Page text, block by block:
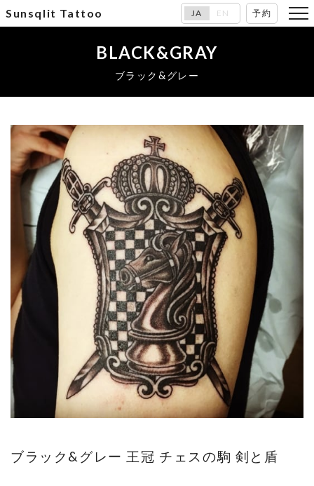
Sunsqlit Tattoo JA EN 予約
BLACK&GRAY
ブラック&グレー
ブラック&グレー 王冠 チェスの駒 剣と盾